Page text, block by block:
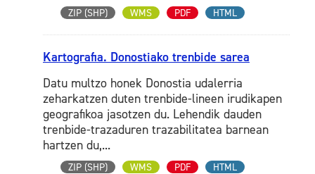
ZIP (SHP) WMS PDF HTML
Kartografia. Donostiako trenbide sarea
Datu multzo honek Donostia udalerria
zeharkatzen duten trenbide-lineen irudikapen
geografikoa jasotzen du. Lehendik dauden
trenbide-trazaduren trazabilitatea barnean
hartzen du,...
ZIP (SHP) WMS PDF HTML